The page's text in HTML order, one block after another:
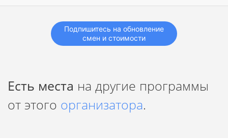
Подпишитесь на обновление
смен и стоимости
Есть места на другие программы
от этого организатора.